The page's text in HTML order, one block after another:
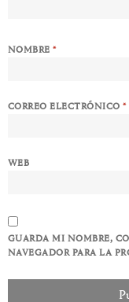
NOMBRE*
CORREO ELECTRÓNICO*
WEB
GUARDA MI NOMBRE,
NAVEGADOR PARA LA